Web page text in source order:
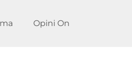
Opini On